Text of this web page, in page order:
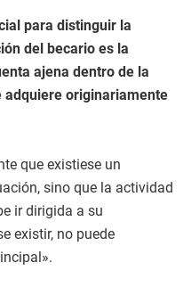
para distinguir la
del becario es la
ajena dentro de la
adquiere originariamente
que existiese un
sino que la actividad
ir dirigida a su
existir, no puede